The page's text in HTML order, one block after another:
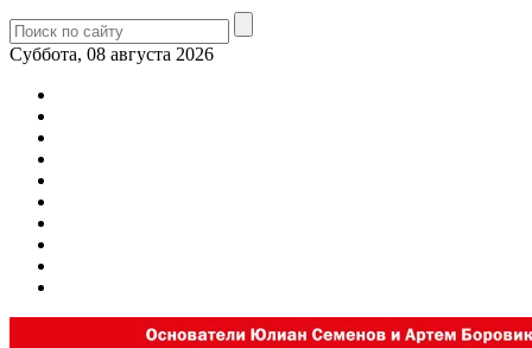
Суббота, 08 августа 2026